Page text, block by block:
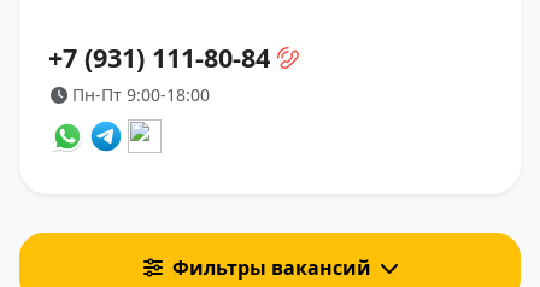
Фильтры вакансий
+7 (931) 111-80-84
Пн-Пт 9:00-18:00